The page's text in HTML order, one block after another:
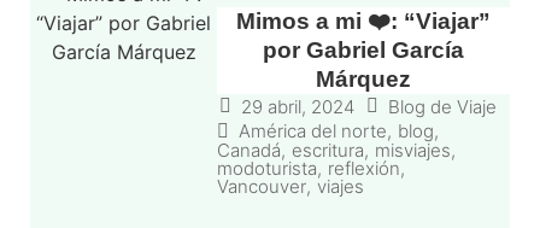
Mimos a mi ❤️: “Viajar”
por Gabriel García
Márquez
29 abril, 2024
Blog de Viaje
América del norte, blog,
Canadá, escritura, misviajes,
modoturista, reflexión,
Vancouver, viajes